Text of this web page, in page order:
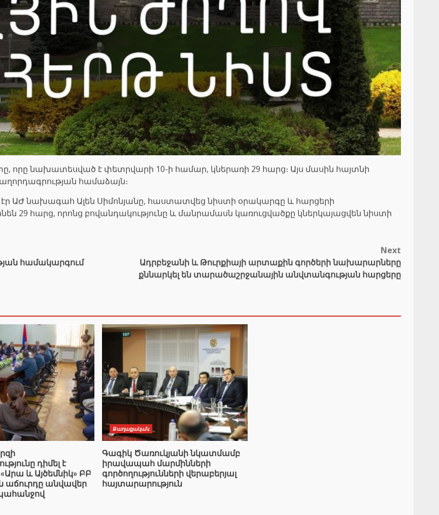
որը նախատեսված է փետրվարի 10-ի համար, կներառի 29 հարց։ Այս մասին հայտնի
համաձայն։
էր ԱԺ նախագահ Ալեն Սիմոնյանը, հաստատվեց նիստի օրակարգը և հարցերի
29 հարց, որոնց բովանդակությունը և մանրամասն կառուցվածքը կներկայացվեն նիստի
համակարգում
Next
Ադրբեջանի և Թուրքիայի արտաքին գործերի նախարարները
քննարկել են տարածաշրջանային անվտանգության հարցերը
դիմել է
և Այծեմնիկ» ԲԲ
աճուրդը անվավեր
Քաղաքական
Գագիկ Ծառուկյանի նկատմամբ
իրավապահ մարմինների
գործողությունների վերաբերյալ
հայտարարություն